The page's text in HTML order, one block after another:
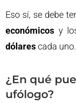
Eso sí, se debe
económicos y
dólarescada uno.
¿En qué
ufólogo?